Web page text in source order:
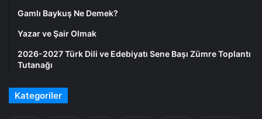
Gamlı Baykuş Ne Demek?
Yazar ve Şair Olmak
2026-2027 Türk Dili ve Edebiyatı Sene Başı Zümre Toplantı
Tutanağı
Kategoriler